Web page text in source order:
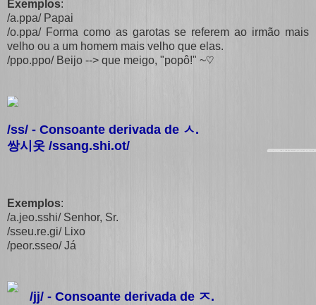
Exemplos:
/a.ppa/ Papai
/o.ppa/ Forma como as garotas se referem ao irmão mais
velho ou a um homem mais velho que elas.
/ppo.ppo/ Beijo --> que meigo, "popô!" ~♡
/ss/ - Consoante derivada de ㅅ.
쌍시옷 /ssang.shi.ot/
Exemplos:
/a.jeo.sshi/ Senhor, Sr.
/sseu.re.gi/ Lixo
/peor.sseo/ Já
/jj/ - Consoante derivada de ㅈ.